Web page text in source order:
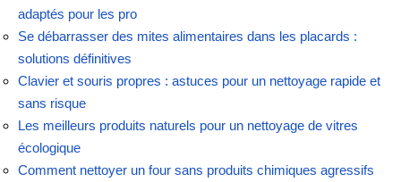
adaptés pour les pro
Se débarrasser des mites alimentaires dans les placards :
solutions définitives
Clavier et souris propres : astuces pour un nettoyage rapide et
sans risque
Les meilleurs produits naturels pour un nettoyage de vitres
écologique
Comment nettoyer un four sans produits chimiques agressifs